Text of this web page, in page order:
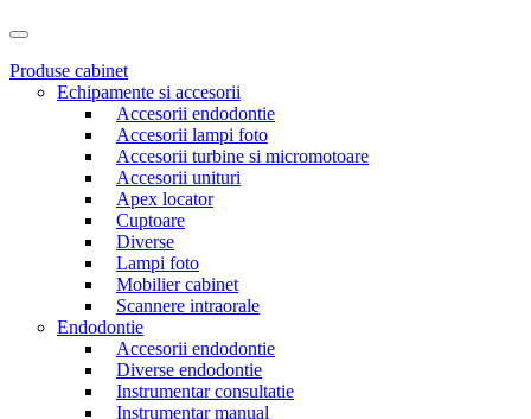
Produse cabinet
Echipamente si accesorii
Accesorii endodontie
Accesorii lampi foto
Accesorii turbine si micromotoare
Accesorii unituri
Apex locator
Cuptoare
Diverse
Lampi foto
Mobilier cabinet
Scannere intraorale
Endodontie
Accesorii endodontie
Diverse endodontie
Instrumentar consultatie
Instrumentar manual